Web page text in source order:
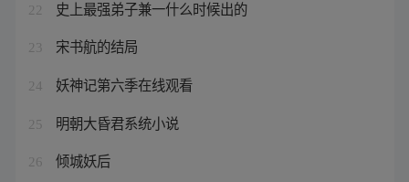
22 史上最强弟子兼一什么时候出的
23 宋书航的结局
24 妖神记第六季在线观看
25 明朝大昏君系统小说
26 倾城妖后